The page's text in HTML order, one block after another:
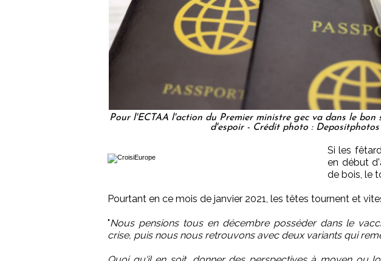
Pour l'ECTAA l'action du Premier ministre gec va dans le bon
d'espoir - Crédit photo : Depositphotos
Si les
en début
de bois, le
Pourtant en ce mois de janvier 2021, les têtes tournent et
"Nous pensions tous en décembre posséder dans le
crise, puis nous nous retrouvons avec deux variants qui